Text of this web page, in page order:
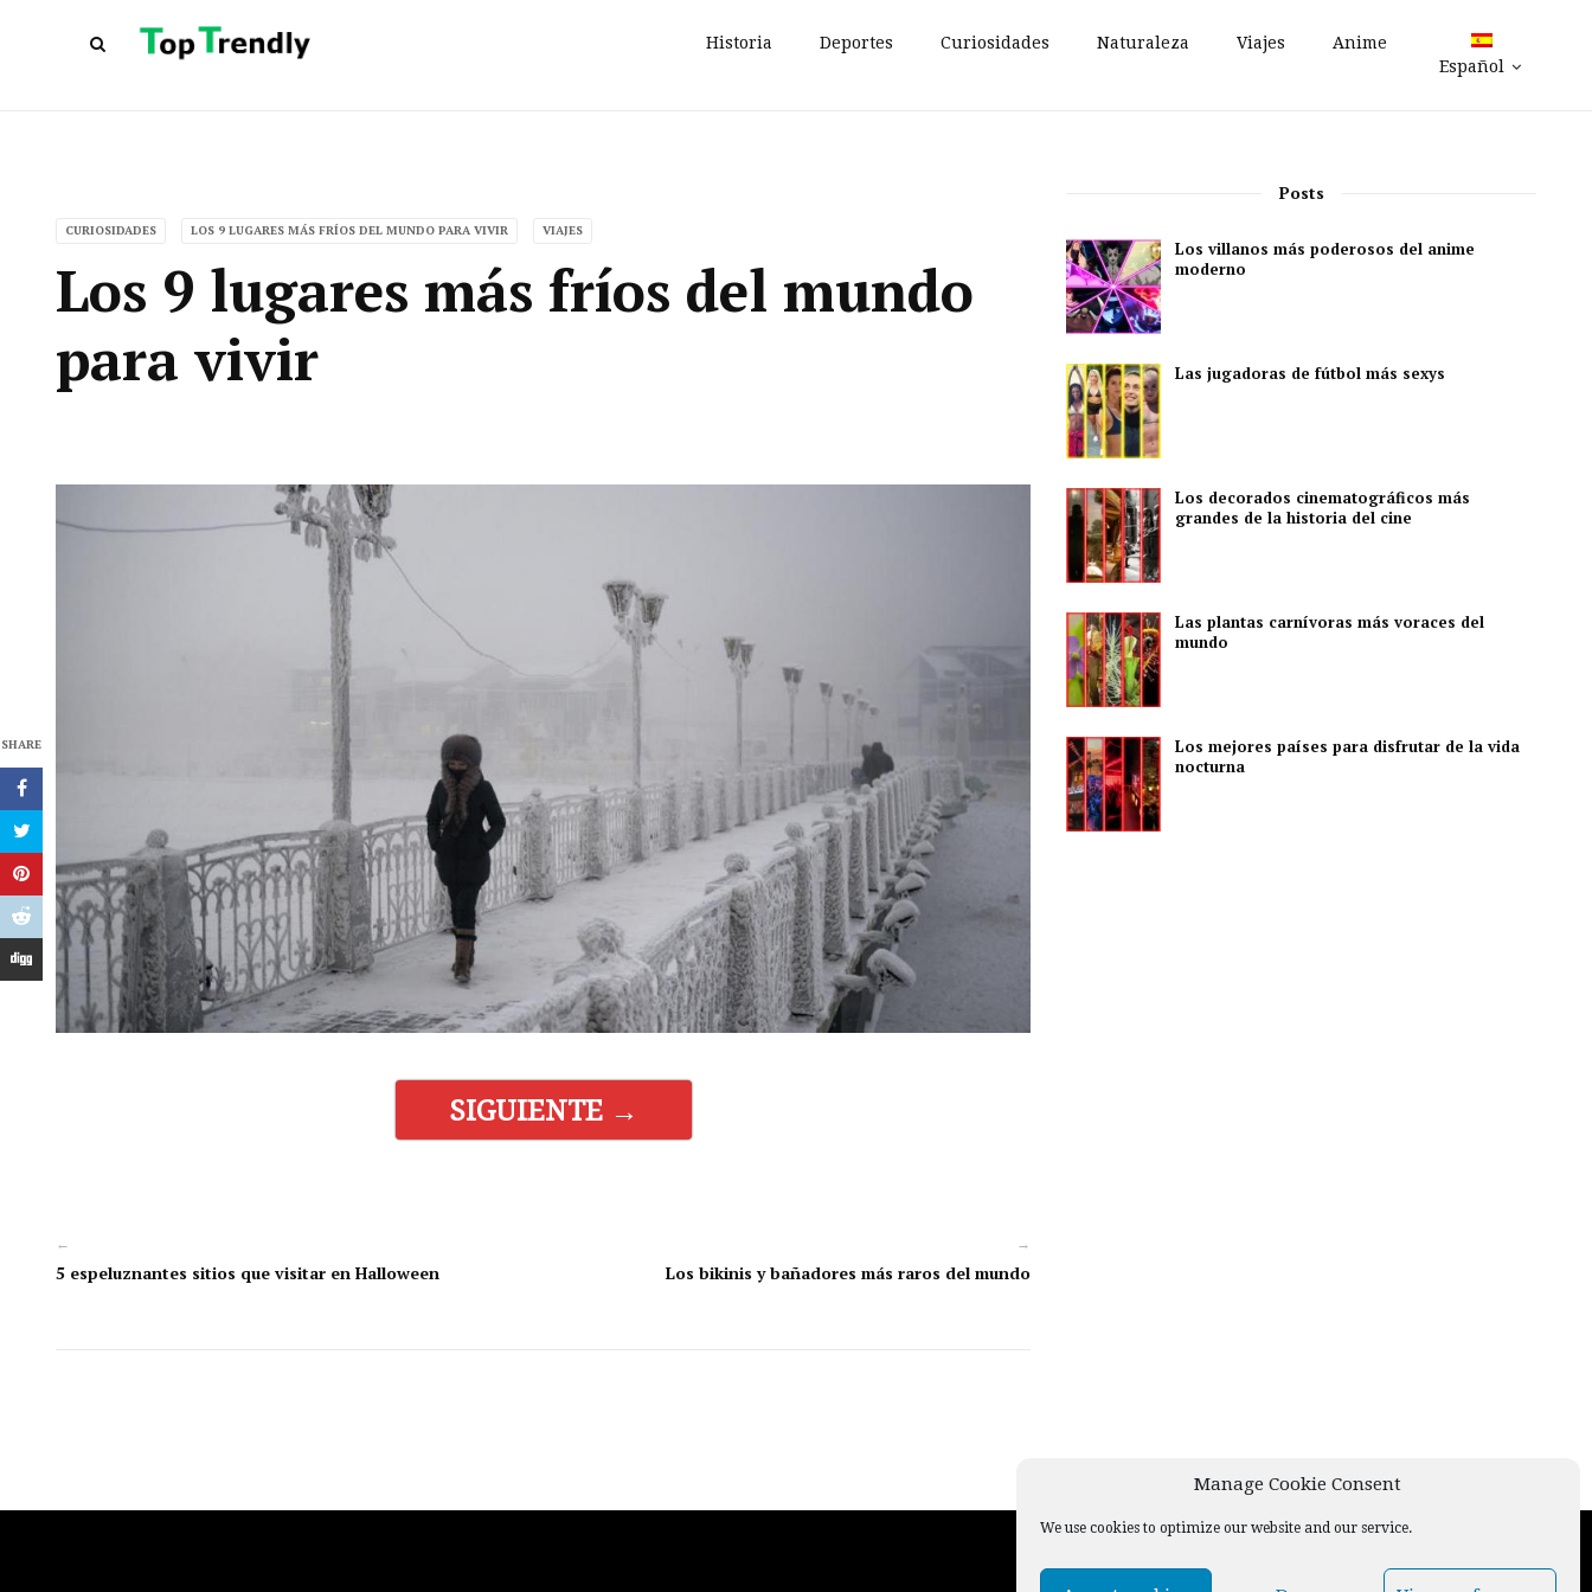
Manage Cookie Consent
We use cookies to optimize our website and our service.
Historia Deportes Curiosidades Naturaleza Viajes
Anime
Español
CURIOSIDADES LOS 9 LUGARES MÁS FRÍOS DEL MUNDO PARA VIVIR VIAJES
Los 9 lugares más fríos del mundo
para vivir
SHARE
SIGUIENTE →
←
5 espeluznantes sitios que visitar en Halloween
→
Los bikinis y bañadores más raros del mundo
Posts
Los villanos más poderosos del anime
moderno
Las jugadoras de fútbol más sexys
Los decorados cinematográficos más
grandes de la historia del cine
Las plantas carnívoras más voraces del
mundo
Los mejores países para disfrutar de la vida
nocturna